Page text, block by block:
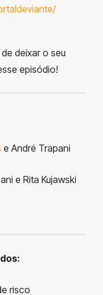
deixar o seu
episódio!
e André Trapani
e Rita Kujawski
risco